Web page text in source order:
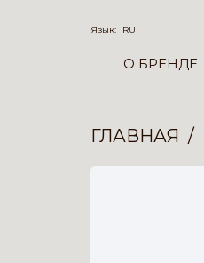
Язык: RU
О БРЕНДЕ
ГЛАВНАЯ